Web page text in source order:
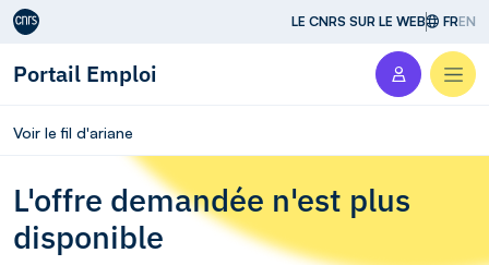
Aller au contenu LE CNRS SUR LE WEB FREN
Portail Emploi
Voir le fil d'ariane
L'offre demandée n'est plus
disponible